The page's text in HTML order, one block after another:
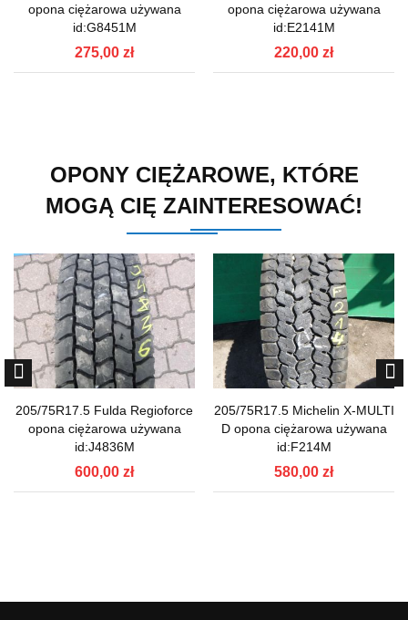
opona ciężarowa używana
id:G8451M
275,00 zł
opona ciężarowa używana
id:E2141M
220,00 zł
OPONY CIĘŻAROWE, KTÓRE
MOGĄ CIĘ ZAINTERESOWAĆ!
205/75R17.5 Fulda Regioforce
opona ciężarowa używana
id:J4836M
600,00 zł
205/75R17.5 Michelin X-MULTI
D opona ciężarowa używana
id:F214M
580,00 zł